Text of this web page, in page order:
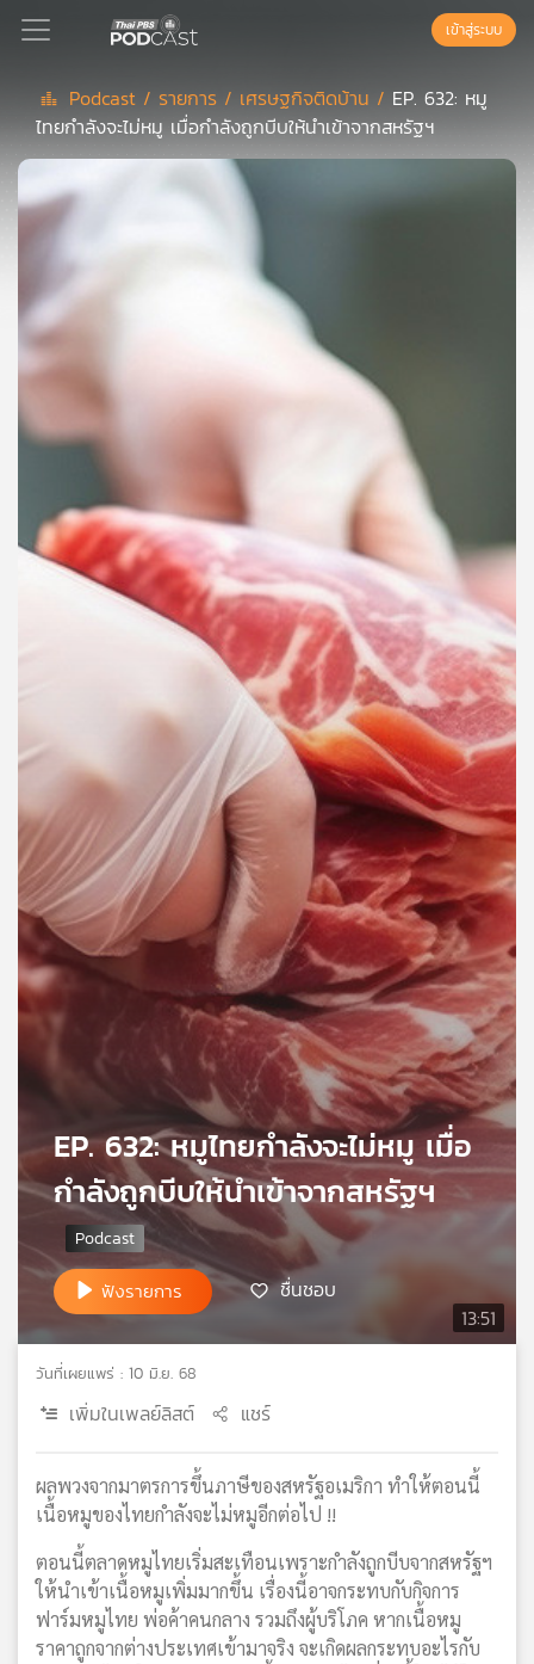
Podcast
เพล
สต์
แนะนำ
เพล
ย์
ของ
คุณ
ข่าว
และ
กิจกรรม
เกี่ยว
กับ
เรา
เครือ
วิทยุ
ไทย
พี
เอส
แผนที่
วิทยุ
ข่าย
เข้าสู่ระบบ
Podcast / รายการ / เศรษฐกิจติดบ้าน / EP. 632: หมู
ไทยกำลังจะไม่หมู เมื่อกำลังถูกบีบให้นำเข้าจากสหรัฐฯ
13:51
EP. 632: หมูไทยกำลังจะไม่หมู เมื่อ
กำลังถูกบีบให้นำเข้าจากสหรัฐฯ
ฟังรายการ ชื่นชอบ
วันที่เผยแพร่ : 10 มิ.ย. 68
เพิ่มในเพลย์ลิสต์ แชร์
ผลพวงจากมาตรการขึ้นภาษีของสหรัฐอเมริกา ทำให้ตอนนี้
เนื้อหมูของไทยกำลังจะไม่หมูอีกต่อไป !!
ตอนนี้ตลาดหมูไทยเริ่มสะเทือนเพราะกำลังถูกบีบจากสหรัฐฯ
ให้นำเข้าเนื้อหมูเพิ่มมากขึ้น เรื่องนี้อาจกระทบกับกิจการ
ฟาร์มหมูไทย พ่อค้าคนกลาง รวมถึงผู้บริโภค หากเนื้อหมู
ราคาถูกจากต่างประเทศเข้ามาจริง จะเกิดผลกระทบอะไรกับ